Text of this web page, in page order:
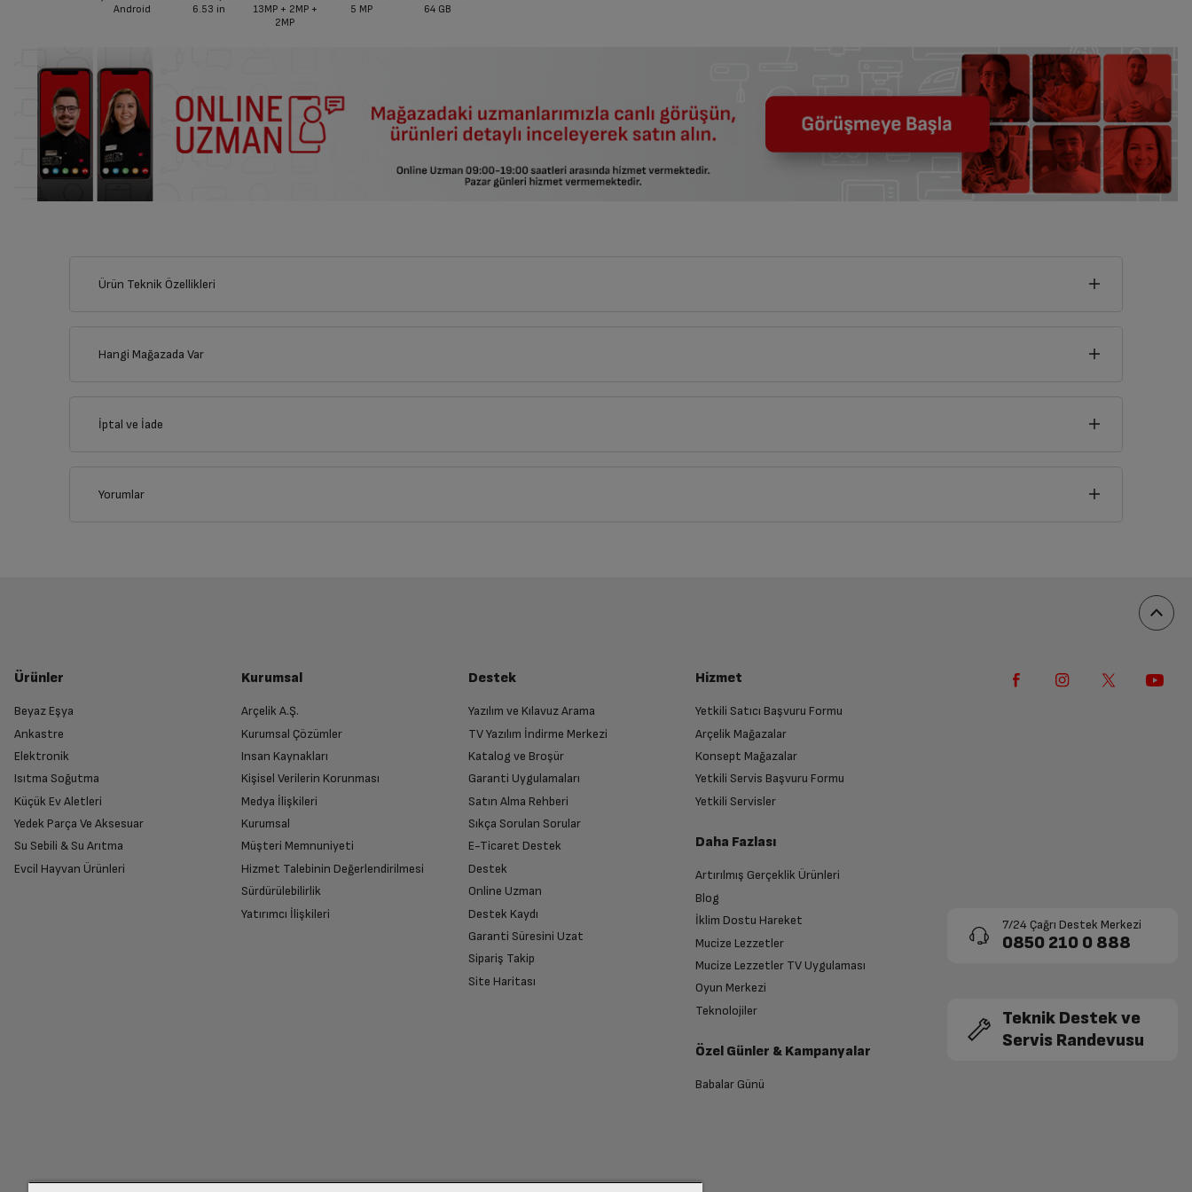
Android
6.53 in
13MP + 2MP +
2MP
5 MP
64 GB
Ürün Teknik Özellikleri
Android
Hangi Mağazada Var
İptal ve İade
Ürünü Yetkili Servise Teslim Edin
Ürünü eksiksiz ve hasarsız olarak faturası ile birlikte yetkili servise teslim edin.
İade Talebiniz Onaylansın
Yetkili servis gerekli kontrolleri sağladıktan sonra İade süreciniz tamamlanacaktır.
Yorumlar
Ürünler
Beyaz Eşya
Ankastre
Elektronik
Isıtma Soğutma
Küçük Ev Aletleri
Yedek Parça Ve Aksesuar
Su Sebili & Su Arıtma
Evcil Hayvan Ürünleri
Kurumsal
Arçelik A.Ş.
Kurumsal Çözümler
Insan Kaynakları
Kişisel Verilerin Korunması
Medya İlişkileri
Kurumsal
Müşteri Memnuniyeti
Hizmet Talebinin Değerlendirilmesi
Sürdürülebilirlik
Yatırımcı İlişkileri
Destek
Yazılım ve Kılavuz Arama
TV Yazılım İndirme Merkezi
Katalog ve Broşür
Garanti Uygulamaları
Satın Alma Rehberi
Sıkça Sorulan Sorular
E-Ticaret Destek
Destek
Online Uzman
Destek Kaydı
Garanti Süresini Uzat
Sipariş Takip
Site Haritası
Hizmet
Yetkili Satıcı Başvuru Formu
Arçelik Mağazalar
Konsept Mağazalar
Yetkili Servis Başvuru Formu
Yetkili Servisler
Daha Fazlası
Artırılmış Gerçeklik Ürünleri
Blog
İklim Dostu Hareket
Mucize Lezzetler
Mucize Lezzetler TV Uygulaması
Oyun Merkezi
Teknolojiler
Özel Günler & Kampanyalar
Babalar Günü
7/24 Çağrı Destek Merkezi
0850 210 0 888
Teknik Destek ve
Servis Randevusu